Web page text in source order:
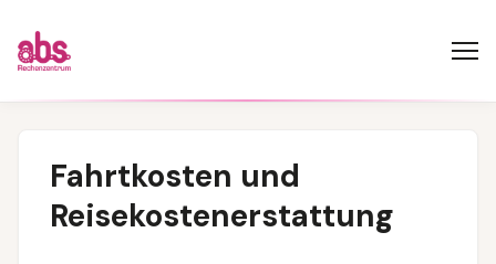
Fahrtkosten und
Reisekostenerstattung